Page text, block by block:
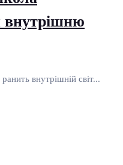
внутрішню
внутрішній світ...